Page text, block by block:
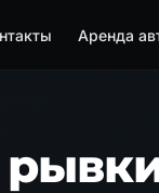
Аренда